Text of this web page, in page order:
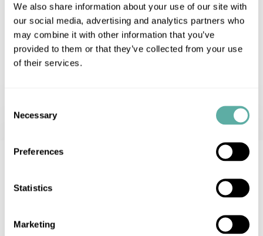
We also share information about your use of our site with
our social media, advertising and analytics partners who
may combine it with other information that you’ve
provided to them or that they’ve collected from your use
of their services.
Selection
Necessary
Preferences
Statistics
Marketing